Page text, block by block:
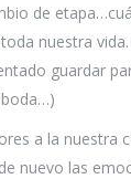
de
nuestra
guardar
a la
nuevo las